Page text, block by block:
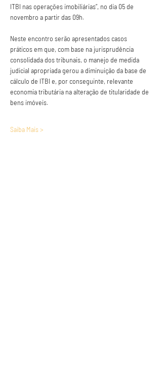
ITBI nas operações imobiliárias”, no dia 05 de
novembro a partir das 09h.
Neste encontro serão apresentados casos
práticos em que, com base na jurisprudência
consolidada dos tribunais, o manejo de medida
judicial apropriada gerou a diminuição da base de
cálculo de ITBI e, por conseguinte, relevante
economia tributária na alteração de titularidade de
bens imóveis.
Saiba Mais >